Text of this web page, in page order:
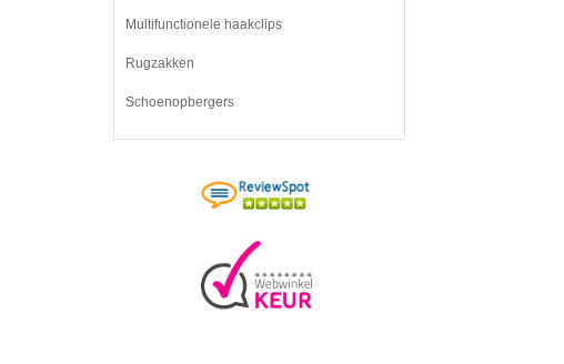
Multifunctionele haakclips
Rugzakken
Schoenopbergers